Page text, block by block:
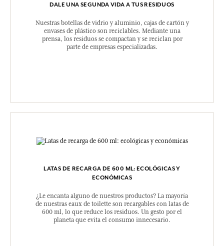
DALE UNA SEGUNDA VIDA A TUS RESIDUOS
Nuestras botellas de vidrio y aluminio, cajas de cartón y
envases de plástico son reciclables. Mediante una
prensa, los residuos se compactan y se reciclan por
parte de empresas especializadas.
LATAS DE RECARGA DE 600 ML: ECOLÓGICAS Y
ECONÓMICAS
¿Le encanta alguno de nuestros productos? La mayoría
de nuestras eaux de toilette son recargables con latas de
600 ml, lo que reduce los residuos. Un gesto por el
planeta que evita el consumo innecesario.